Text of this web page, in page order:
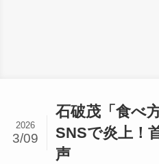
石破茂「食べ
SNSで炎上！
声
2026
3/09